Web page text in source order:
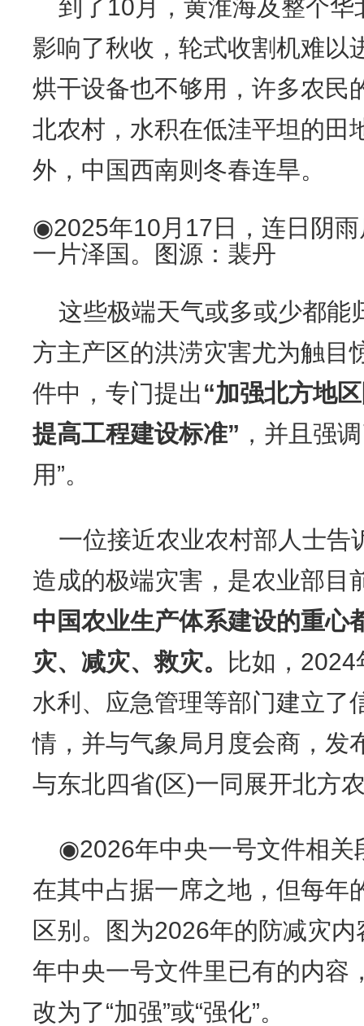
到了10月，黄淮海及整个
影响了秋收，轮式收割机难以
烘干设备也不够用，许多农民
北农村，水积在低洼平坦的田
外，中国西南则冬春连旱。
◉2025年10月17日，连日阴
一片泽国。图源：裴丹
这些极端天气或多或少都能
方主产区的洪涝灾害尤为触目
件中，专门提出“加强北方地
提高工程建设标准” ，并且强
用”。
一位接近农业农村部人士告
造成的极端灾害，是农业部目
中国农业生产体系建设的重心
灾、减灾、救灾。
比如，
水利、应急管理等部门建立了
情，并与气象局月度会商，发
与东北四省(区)一同展开北方
◉2026年中央一号文件相关
在其中占据一席之地，但每年
区别。图为2026年的防减灾
年中央一号文件里已有的内容
改为了“加强”或“强化”。